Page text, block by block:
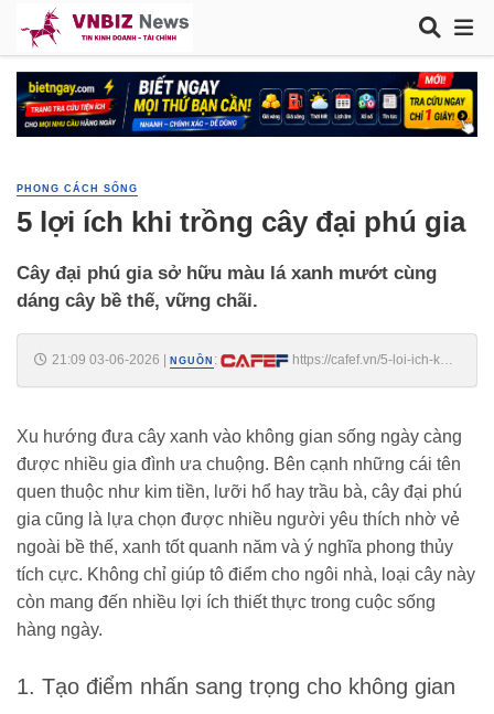
PHONG CÁCH SỐNG
5 lợi ích khi trồng cây đại phú gia
Cây đại phú gia sở hữu màu lá xanh mướt cùng
dáng cây bề thế, vững chãi.
21:09 03-06-2026 NGUỒN :
https://cafef.vn/5-loi-ich-khi-
Xu hướng đưa cây xanh vào không gian sống ngày càng
được nhiều gia đình ưa chuộng. Bên cạnh những cái tên
quen thuộc như kim tiền, lưỡi hổ hay trầu bà, cây đại phú
gia cũng là lựa chọn được nhiều người yêu thích nhờ vẻ
ngoài bề thế, xanh tốt quanh năm và ý nghĩa phong thủy
tích cực. Không chỉ giúp tô điểm cho ngôi nhà, loại cây này
còn mang đến nhiều lợi ích thiết thực trong cuộc sống
hàng ngày.
1. Tạo điểm nhấn sang trọng cho không gian